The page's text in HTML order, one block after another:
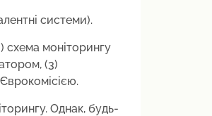
системи).
схема моніторингу
(3)
Однак, будь-